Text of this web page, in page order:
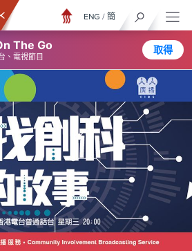
The Go
、電視節目
取得
ENG / 簡